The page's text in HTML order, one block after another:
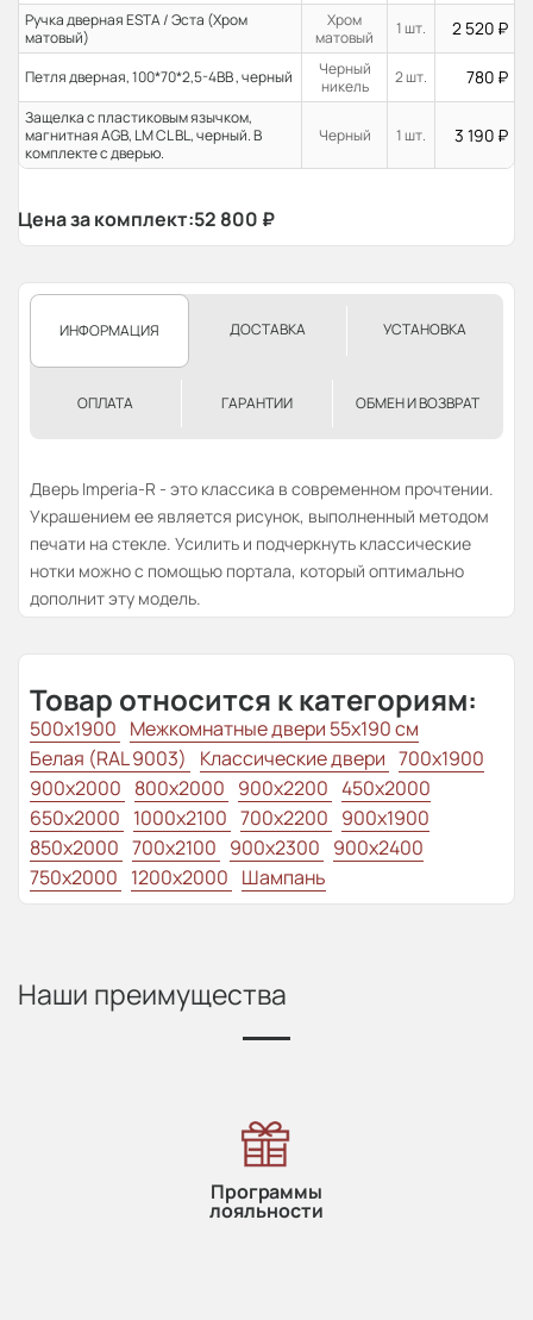
Ручка дверная ESTA / Эста (Хром
матовый)
Хром
матовый
1 шт. 2 520 ₽
Петля дверная, 100*70*2,5-4ВВ , черный
Черный
никель
2 шт. 780 ₽
Защелка с пластиковым язычком,
магнитная AGB, LM CL BL, черный. В
комплекте с дверью.
Черный 1 шт. 3 190 ₽
Цена за комплект:52 800 ₽
ИНФОРМАЦИЯ ДОСТАВКА УСТАНОВКА
ОПЛАТА ГАРАНТИИ ОБМЕН И ВОЗВРАТ
Дверь Imperia-R - это классика в современном прочтении.
Украшением ее является рисунок, выполненный методом
печати на стекле. Усилить и подчеркнуть классические
нотки можно с помощью портала, который оптимально
дополнит эту модель.
Товар относится к категориям:
500x1900 Межкомнатные двери 55х190 см
Белая (RAL 9003)
Классические двери 700x1900
900x2000 800x2000 900x2200 450x2000
650x2000 1000x2100 700x2200 900x1900
850x2000 700x2100 900x2300 900x2400
750x2000 1200x2000 Шампань
Наши преимущества
Программы
лояльности